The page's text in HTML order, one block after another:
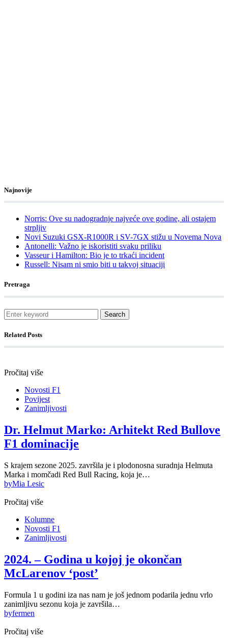
Najnovije
Norris: Ove su nadogradnje najveće ove godine, ali ostajem
strpljiv
Novi Suzuki GSX-R1000R i SV-7GX stižu u Novema Nova
Antonelli: Važno je iskoristiti svaku priliku
Vasseur i Hamilton: Bio je to trkaći incident
Russell: Nisam ni smio biti u takvoj situaciji
Pretraga
Search
Related Posts
Pročitaj više
Novosti F1
Povijest
Zanimljivosti
Dr. Helmut Marko: Arhitekt Red Bullove
F1 dominacije
S krajem sezone 2025. završila je i plodonosna suradnja Helmuta
Marka i momčadi Red Bull Racing, koja je…
byMia Lesic
Pročitaj više
Kolumne
Novosti F1
Zanimljivosti
2024. – Godina u kojoj je okončan
McLarenov ‘post’
Formula 1 u godini iza nas nam je još jednom podarila jednu vrlo
zanimljivu sezonu koja je završila…
byfermen
Pročitaj više